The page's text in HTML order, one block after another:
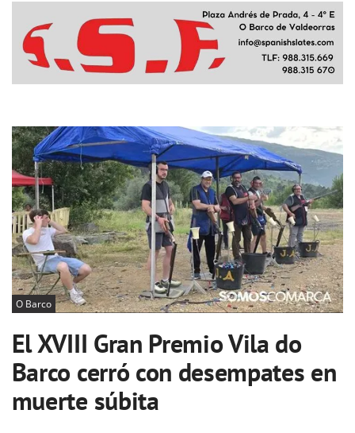
O Barco
El XVIII Gran Premio Vila do
Barco cerró con desempates en
muerte súbita